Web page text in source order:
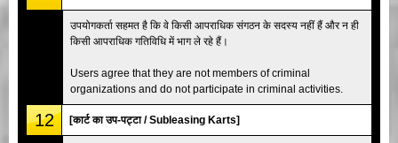
उपयोगकर्ता सहमत है कि वे किसी आपराधिक संगठन के सदस्य नहीं हैं और न ही
किसी आपराधिक गतिविधि में भाग ले रहे हैं।
Users agree that they are not members of criminal
organizations and do not participate in criminal activities.
12 [कार्ट का उप-पट्टा / Subleasing Karts]